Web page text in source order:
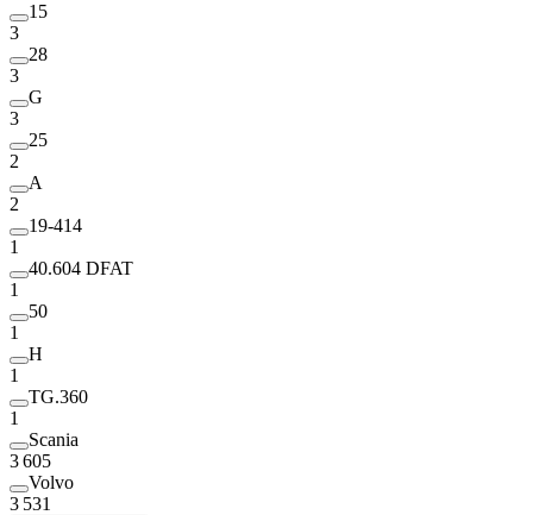
15
3
28
3
G
3
25
2
A
2
19-414
1
40.604 DFAT
1
50
1
H
1
TG.360
1
Scania
3 605
Volvo
3 531